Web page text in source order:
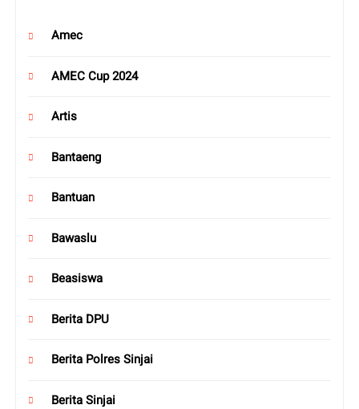
Amec
AMEC Cup 2024
Artis
Bantaeng
Bantuan
Bawaslu
Beasiswa
Berita DPU
Berita Polres Sinjai
Berita Sinjai